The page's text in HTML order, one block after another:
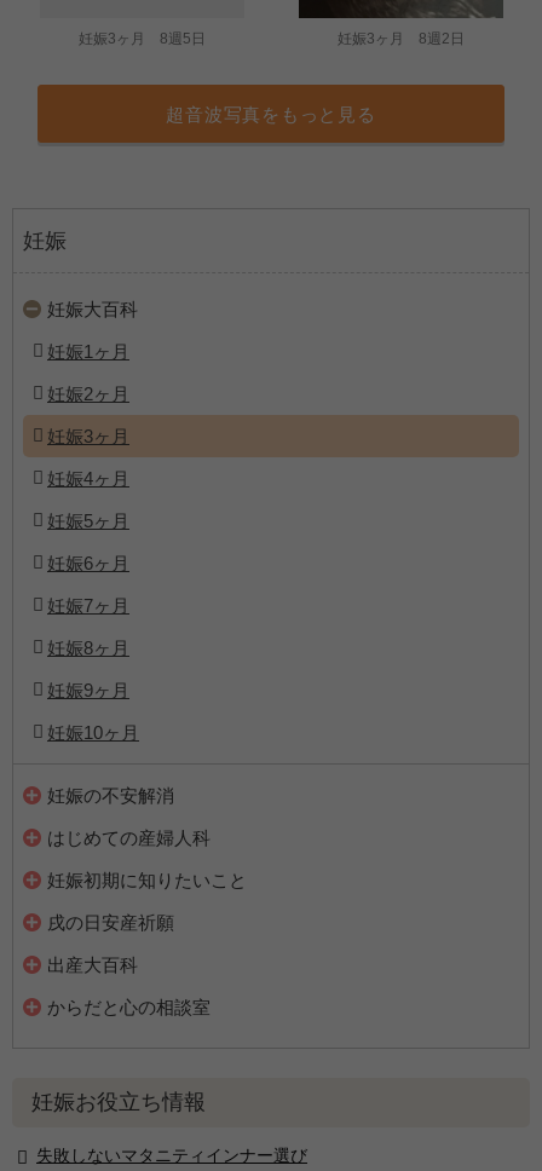
妊娠3ヶ月 8週5日 妊娠3ヶ月 8週2日
超音波写真をもっと見る
妊娠
妊娠大百科
妊娠1ヶ月
妊娠2ヶ月
妊娠3ヶ月
妊娠4ヶ月
妊娠5ヶ月
妊娠6ヶ月
妊娠7ヶ月
妊娠8ヶ月
妊娠9ヶ月
妊娠10ヶ月
妊娠の不安解消
はじめての産婦人科
妊娠初期に知りたいこと
戌の日安産祈願
出産大百科
からだと心の相談室
妊娠お役立ち情報
失敗しないマタニティインナー選び